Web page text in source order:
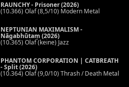
RAUNCHY - Prisoner (2026)
(10.366) Olaf (8,5/10) Modern Metal
NEPTUNIAN MAXIMALISM -
Nāgabhūtaṃ (2026)
(10.365) Olaf (keine) Jazz
PHANTOM CORPORATION | CATBREATH
- Split (2026)
(10.364) Olaf (9,0/10) Thrash / Death Metal